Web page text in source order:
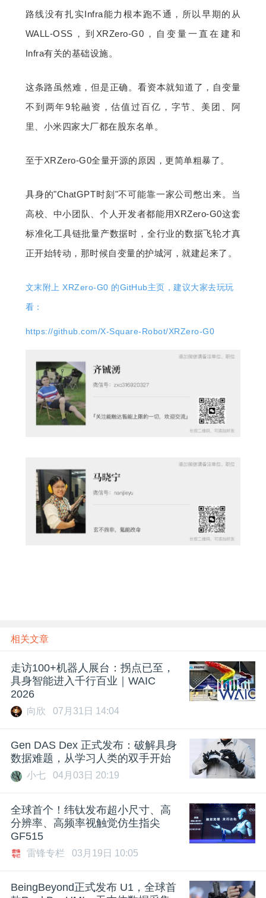
路线没有扎实Infra能力根本跑不通，所以早期的从
WALL-OSS，到XRZero-G0，自变量一直在建和
Infra有关的基础设施。
这条路虽然难，但是正确。看资本就知道了，自变量
不到两年9轮融资，估值过百亿，字节、美团、阿
里、小米四家大厂都在股东名单。
至于XRZero-G0全量开源的原因，更简单粗暴了。
具身的"ChatGPT时刻"不可能靠一家公司憋出来。当
高校、中小团队、个人开发者都能用XRZero-G0这套
标准化工具链批量产数据时，全行业的数据飞轮才真
正开始转动，那时候自变量的护城河，就建起来了。
文末附上 XRZero-G0 的GitHub主页，建议大家去玩玩
看：
https://github.com/X-Square-Robot/XRZero-G0
相关文章
走访100+机器人展台：拐点已至，
具身智能进入千行百业｜WAIC
2026
向欣 07月31日 14:04
Gen DAS Dex 正式发布：破解具身
数据难题，从学习人类的双手开始
小七 04月03日 20:19
全球首个！纬钛发布超小尺寸、高
分辨率、高频率视触觉仿生指尖
GF515
雷锋专栏 03月19日 10:05
BeingBeyond正式发布 U1，全球首